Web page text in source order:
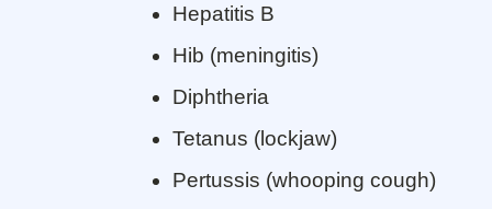
Hepatitis B
Hib (meningitis)
Diphtheria
Tetanus (lockjaw)
Pertussis (whooping cough)